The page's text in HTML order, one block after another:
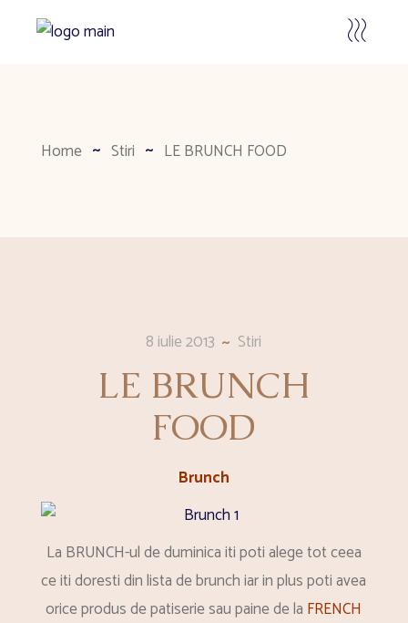
Home Stiri LE BRUNCH FOOD
8 iulie 2013 Stiri
LE BRUNCH
FOOD
Brunch
La BRUNCH-ul de duminica iti poti alege tot ceea
ce iti doresti din lista de brunch iar in plus poti avea
orice produs de patiserie sau paine de la FRENCH